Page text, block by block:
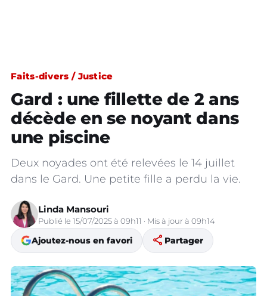
Faits-divers / Justice
Gard : une fillette de 2 ans
décède en se noyant dans
une piscine
Deux noyades ont été relevées le 14 juillet
dans le Gard. Une petite fille a perdu la vie.
Linda Mansouri
Publié le 15/07/2025 à 09h11 · Mis à jour à 09h14
Ajoutez-nous en favori share Partager